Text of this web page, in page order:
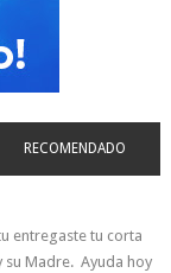
RECOMENDADO
entregaste tu corta
su Madre. Ayuda hoy